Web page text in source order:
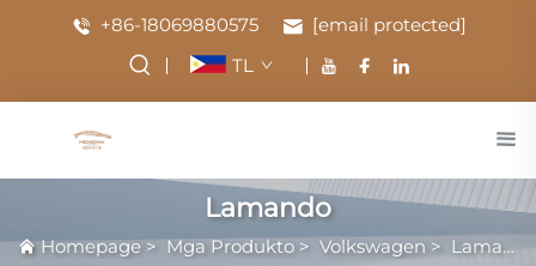
+86-18069880575
[email protected]
TL
Lamando
Homepage> Mga Produkto > Volkswagen > Lamando